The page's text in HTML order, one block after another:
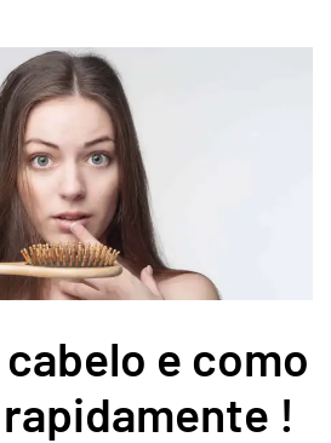
cabelo e como
!